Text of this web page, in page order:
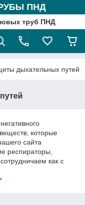
ПНД
труб ПНД
дыхательных путей
которые
сайта
респираторы,
как с
своим клиентам и